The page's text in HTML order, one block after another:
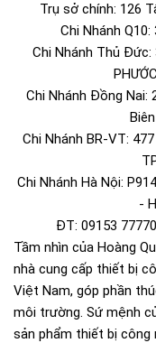
Trụ sở chính: 126
Chi Nhánh Q10:
Chi Nhánh Thủ Đức:
Chi Nhánh Đồng Nai:
Chi Nhánh BR-VT:
Chi Nhánh Hà Nội:
-
ĐT: 09153
Tầm nhìn của Hoàng
nhà cung cấp thiết bị
Việt Nam, góp phần
môi trường. Sứ mệnh
sản phẩm thiết bị